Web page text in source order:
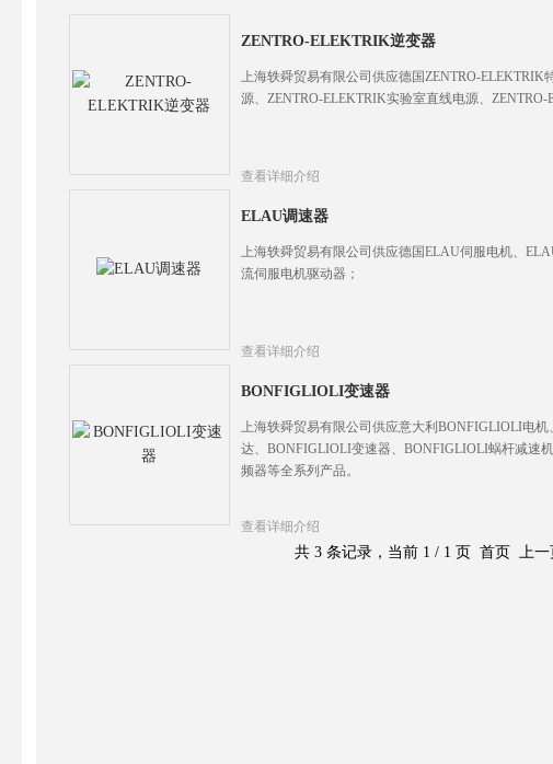
ZENTRO-ELEKTRIK逆变器
上海轶舜贸易有限公司供应德国ZENTRO-ELEKTRIK
源、ZENTRO-ELEKTRIK实验室直线电源、
查看详细介绍
ELAU调速器
上海轶舜贸易有限公司供应德国ELAU伺服电机、
流伺服电机驱动器；
查看详细介绍
BONFIGLIOLI变速器
上海轶舜贸易有限公司供应意大利BONFIGLIOLI电
达、BONFIGLIOLI变速器、BONFIGLIOLI蜗杆减速
频器等全系列产品。
查看详细介绍
共 3 条记录，当前 1 / 1 页 首页 上